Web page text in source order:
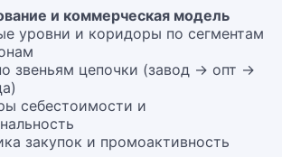
и коммерческая модель
уровни и коридоры по сегментам
звеньям цепочки (завод → опт →
себестоимости и
закупок и промоактивность